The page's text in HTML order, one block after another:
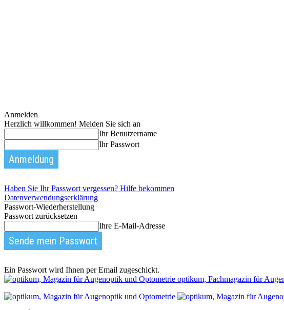
Anmelden
Herzlich willkommen! Melden Sie sich an
Ihr Benutzername
Ihr Passwort
Haben Sie Ihr Passwort vergessen? Hilfe bekommen
Datenverwendungserklärung
Passwort-Wiederherstellung
Passwort zurücksetzen
Ihre E-Mail-Adresse
Ein Passwort wird Ihnen per Email zugeschickt.
optikum, Fachmagazin für